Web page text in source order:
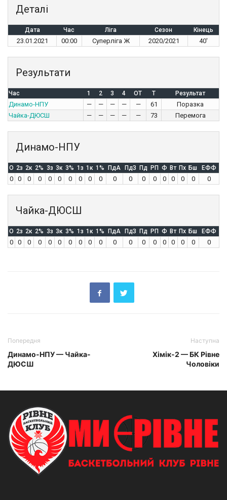
Деталі
Дата Час Ліга Сезон Кінець
23.01.2021 00:00 Суперліга Ж 2020/2021 40'
Результати
Час 1 2 3 4 OT T Результат
Динамо-НПУ — — — — — 61
Поразка
Чайка-ДЮСШ
— — — — — 73 Перемога
Динамо-НПУ
O 2з 2к 2% 3з 3к 3% 1з 1к 1% ПдА ПдЗ Пд РП Ф Вт Пх Бш ЕФФ
0 0 0 0 0 0 0 0 0 0 0 0 0 0 0 0 0 0 0
Чайка-ДЮСШ
O 2з 2к 2% 3з 3к 3% 1з 1к 1% ПдА ПдЗ Пд РП Ф Вт Пх Бш ЕФФ
0 0 0 0 0 0 0 0 0 0 0 0 0 0 0 0 0 0 0
Попередня
Динамо-НПУ — Чайка-
ДЮСШ
Наступна
Хімік-2 — БК Рівне
Чоловіки